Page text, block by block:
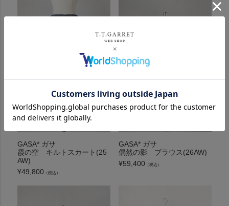
GASA* ガサ
霞の空 キルトスカート(25
AW)
¥49,800 （税込）
GASA* ガサ
偶然の影 ブラウス(26AW)
¥59,400 （税込）